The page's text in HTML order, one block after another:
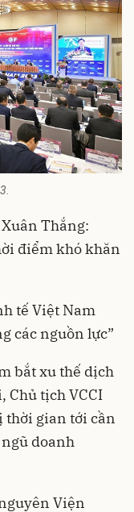
Thắng:
điểm khó khăn
tế Việt Nam
các nguồn lực”
bắt xu thế dịch
Chủ tịch VCCI
thời gian tới cần
doanh
Viện